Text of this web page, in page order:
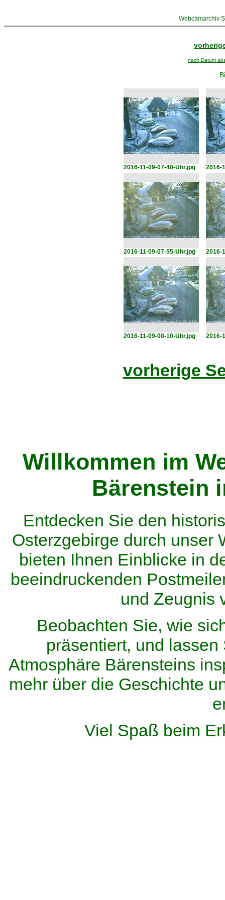
Webcamarchiv
nach Datum
2016-11-09-07-40-Uhr.jpg 2016-
2016-11-09-07-55-Uhr.jpg 2016-
2016-11-09-08-10-Uhr.jpg 2016-
vorherige
Willkommen im
Bärenstein
Entdecken Sie den
Osterzgebirge durch unser
bieten Ihnen Einblicke in
beeindruckenden
und Zeugnis
Beobachten Sie, wie
präsentiert, und
Atmosphäre Bärensteins
mehr über die Geschichte
Viel Spaß beim